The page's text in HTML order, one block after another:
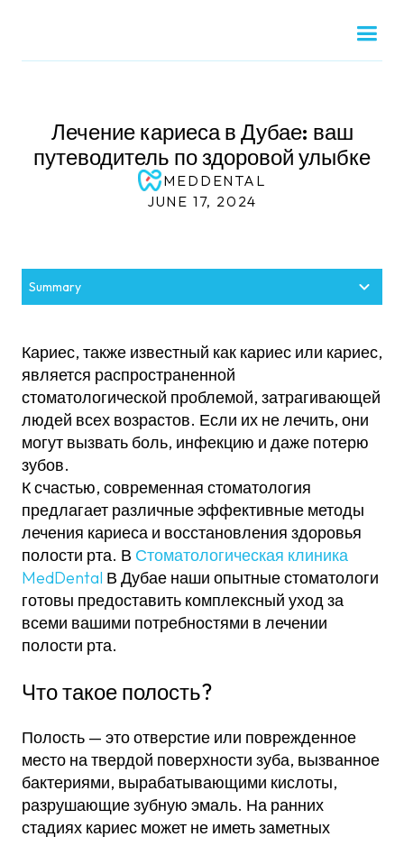
Лечение кариеса в Дубае: ваш
путеводитель по здоровой улыбке
MEDDENTAL
JUNE 17, 2024
Summary
Как стоматологи лечат кариес?
Предотвращение кариеса
Почему стоит выбрать стоматологическую
клинику MedDental для лечения кариеса?
Не позволяйте кариесу испортить вашу
улыбку
Кариес, также известный как кариес или кариес,
является распространенной
стоматологической проблемой, затрагивающей
людей всех возрастов. Если их не лечить, они
могут вызвать боль, инфекцию и даже потерю
зубов.
К счастью, современная стоматология
предлагает различные эффективные методы
лечения кариеса и восстановления здоровья
полости рта. В Стоматологическая клиника
MedDental В Дубае наши опытные стоматологи
готовы предоставить комплексный уход за
всеми вашими потребностями в лечении
полости рта.
Что такое полость?
Полость — это отверстие или поврежденное
место на твердой поверхности зуба, вызванное
бактериями, вырабатывающими кислоты,
разрушающие зубную эмаль. На ранних
стадиях кариес может не иметь заметных